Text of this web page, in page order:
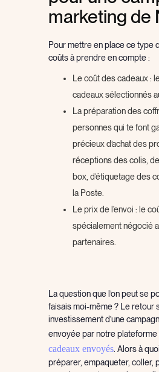
marketing de
Pour mettre en place ce type
coûts à prendre en compte :
Le coût des cadeaux :
cadeaux sélectionnés
La préparation des
personnes qui te font
précieux d’achat des
réceptions des colis,
box, d’étiquetage des
la Poste.
Le prix de l’envoi : le
spécialement négocié
partenaires.
La question que l’on peut se
faisais moi-même ? Le retour
investissement d’une
envoyée par notre
cadeaux envoyés . Alors à
préparer, empaqueter, coller,